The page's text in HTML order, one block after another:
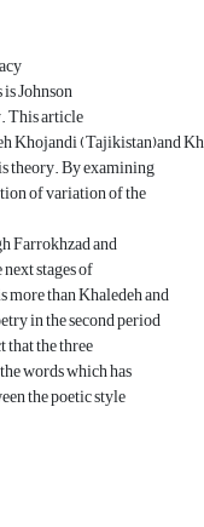
Johnson
This article
Khojandi (Tajikistan)and
theory. By examining
of variation of the
Farrokhzad and
stages of
than Khaledeh and
in the second period
that the three
words which has
the poetic style